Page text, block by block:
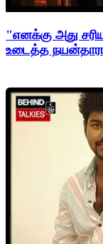
"எனக்கு அது
உடைத்த